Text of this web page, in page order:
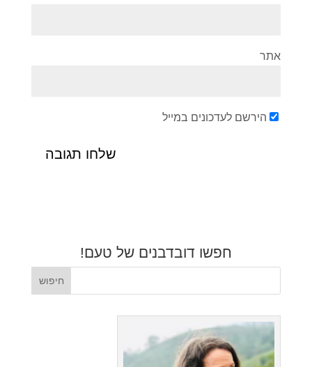
אתר
הירשם לעדכונים במייל
חפשו דובדבנים של טעם!